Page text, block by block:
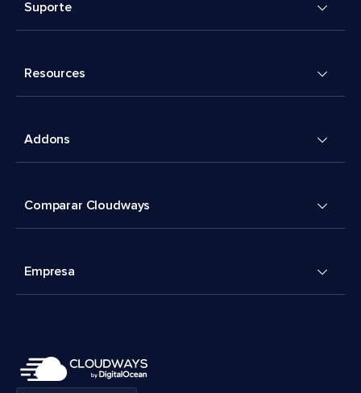
Suporte
Resources
Addons
Comparar Cloudways
Empresa